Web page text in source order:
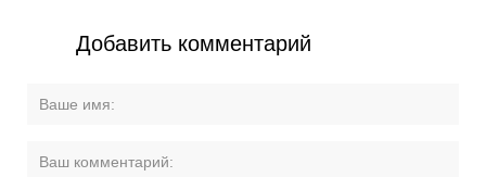
Добавить комментарий